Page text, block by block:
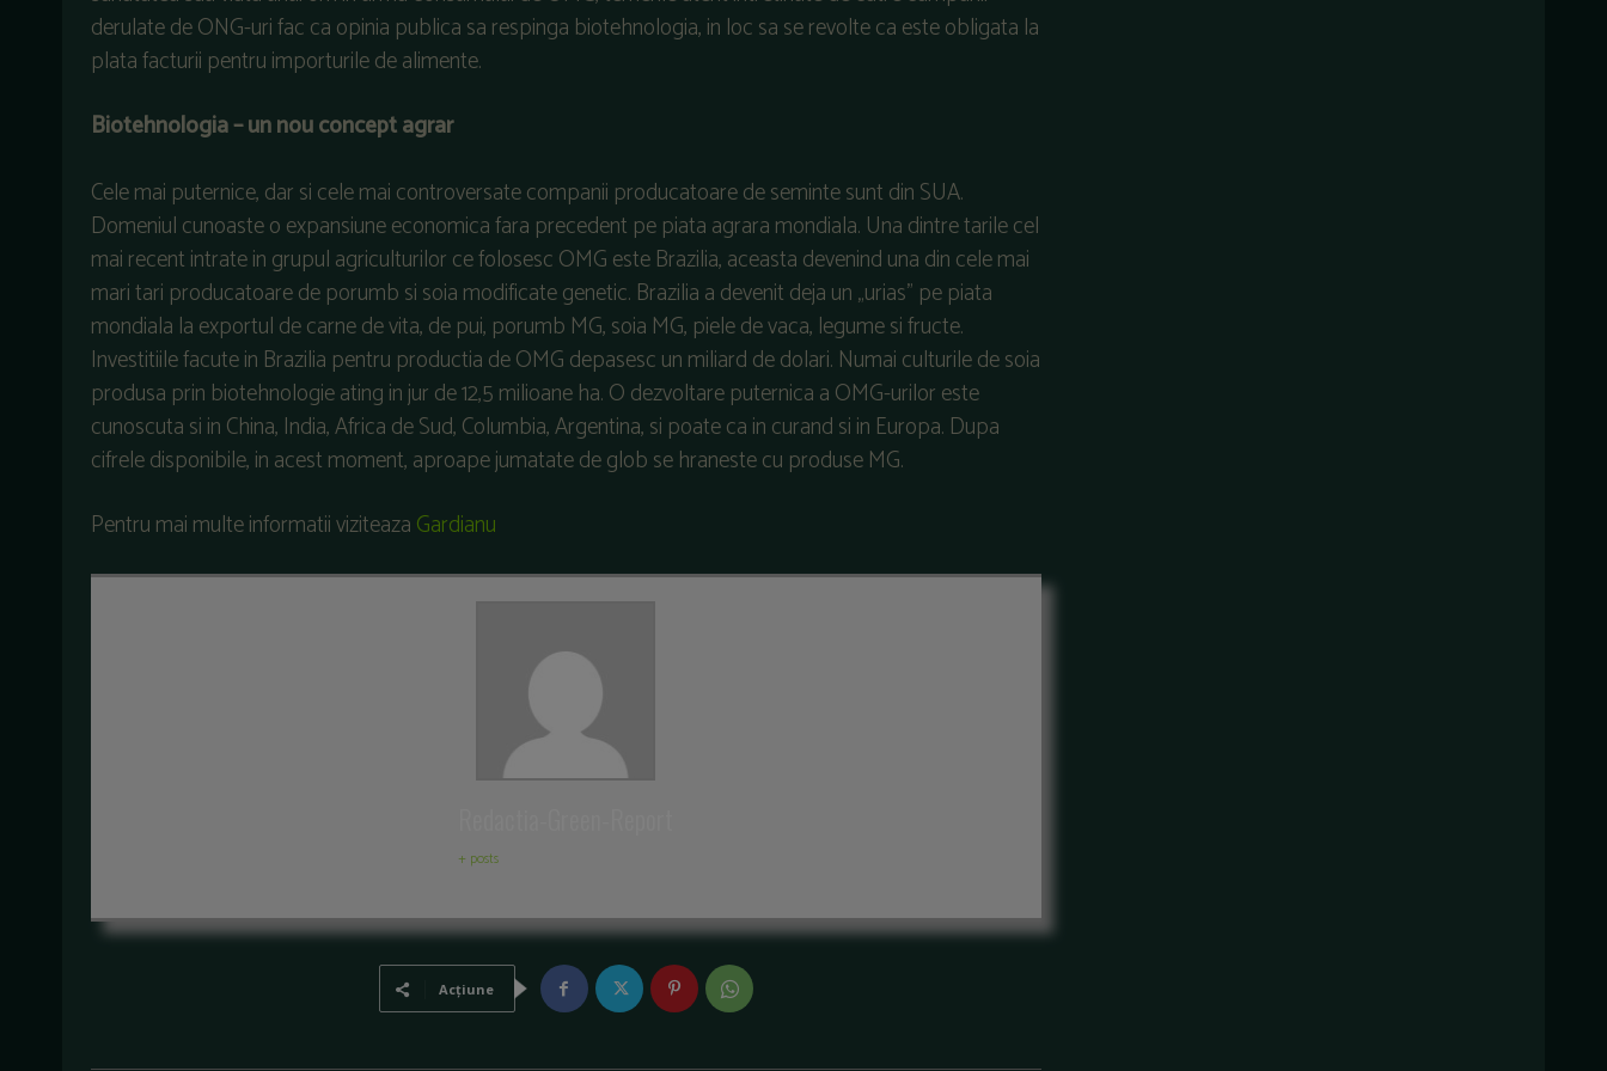
derulate de ONG-uri fac ca opinia publica sa respinga biotehnologia, in loc sa se revolte ca este obligata la
plata facturii pentru importurile de alimente.
Biotehnologia – un nou concept agrar
Cele mai puternice, dar si cele mai controversate companii producatoare de seminte sunt din SUA.
Domeniul cunoaste o expansiune economica fara precedent pe piata agrara mondiala. Una dintre tarile cel
mai recent intrate in grupul agriculturilor ce folosesc OMG este Brazilia, aceasta devenind una din cele mai
mari tari producatoare de porumb si soia modificate genetic. Brazilia a devenit deja un „urias” pe piata
mondiala la exportul de carne de vita, de pui, porumb MG, soia MG, piele de vaca, legume si fructe.
Investitiile facute in Brazilia pentru productia de OMG depasesc un miliard de dolari. Numai culturile de soia
produsa prin biotehnologie ating in jur de 12,5 milioane ha. O dezvoltare puternica a OMG-urilor este
cunoscuta si in China, India, Africa de Sud, Columbia, Argentina, si poate ca in curand si in Europa. Dupa
cifrele disponibile, in acest moment, aproape jumatate de glob se hraneste cu produse MG.
Pentru mai multe informatii viziteazaGardianu
+ posts
Acțiune